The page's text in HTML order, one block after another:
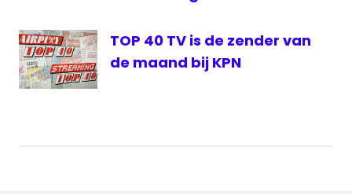
TOP 40 TV is de zender van
de maand bij KPN